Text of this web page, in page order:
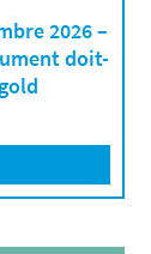
2026 –
doit-